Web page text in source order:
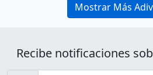
Mostrar Más
Recibe notificaciones